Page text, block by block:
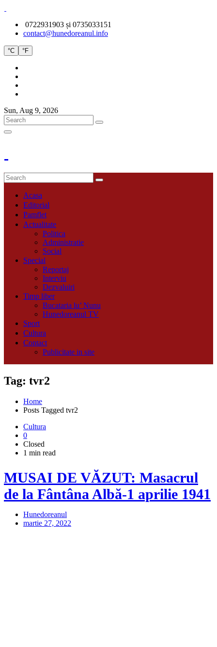
0722931903 și 0735033151
contact@hunedoreanul.info
°C °F
Sun, Aug 9, 2026
Acasa
Editorial
Pamflet
Actualitate
Politica
Administratie
Social
Special
Reportaj
Interviu
Dezvaluiri
Timp liber
Bucataria lu’ Nunu
Hunedoreanul TV
Sport
Cultura
Contact
Publicitate in site
Tag: tvr2
Home
Posts Tagged tvr2
Cultura
0
Closed
1 min read
MUSAI DE VĂZUT: Masacrul
de la Fântâna Albă-1 aprilie 1941
Hunedoreanul
martie 27, 2022